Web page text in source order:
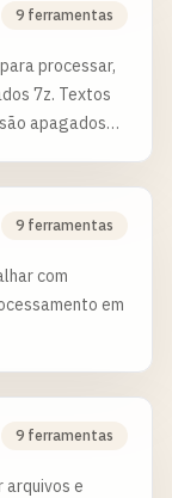
9 ferramentas
processar,
7z. Textos
apagados
9 ferramentas
com
em
9 ferramentas
arquivos e